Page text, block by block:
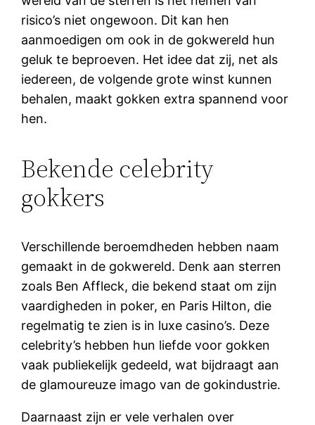
risico’s niet ongewoon. Dit kan hen
aanmoedigen om ook in de gokwereld hun
geluk te beproeven. Het idee dat zij, net als
iedereen, de volgende grote winst kunnen
behalen, maakt gokken extra spannend voor
hen.
Bekende celebrity
gokkers
Verschillende beroemdheden hebben naam
gemaakt in de gokwereld. Denk aan sterren
zoals Ben Affleck, die bekend staat om zijn
vaardigheden in poker, en Paris Hilton, die
regelmatig te zien is in luxe casino’s. Deze
celebrity’s hebben hun liefde voor gokken
vaak publiekelijk gedeeld, wat bijdraagt aan
de glamoureuze imago van de gokindustrie.
Daarnaast zijn er vele verhalen over